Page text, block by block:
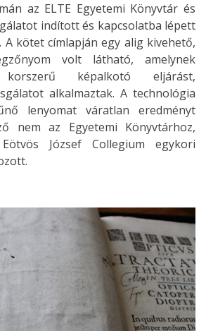
az ELTE Egyetemi Könyvtár és
indított és kapcsolatba lépett
A kötet címlapján egy alig kivehető,
volt látható, amelynek
korszerű képalkotó eljárást,
alkalmaztak. A technológia
lenyomat váratlan eredményt
nem az Egyetemi Könyvtárhoz,
József Collegium egykori